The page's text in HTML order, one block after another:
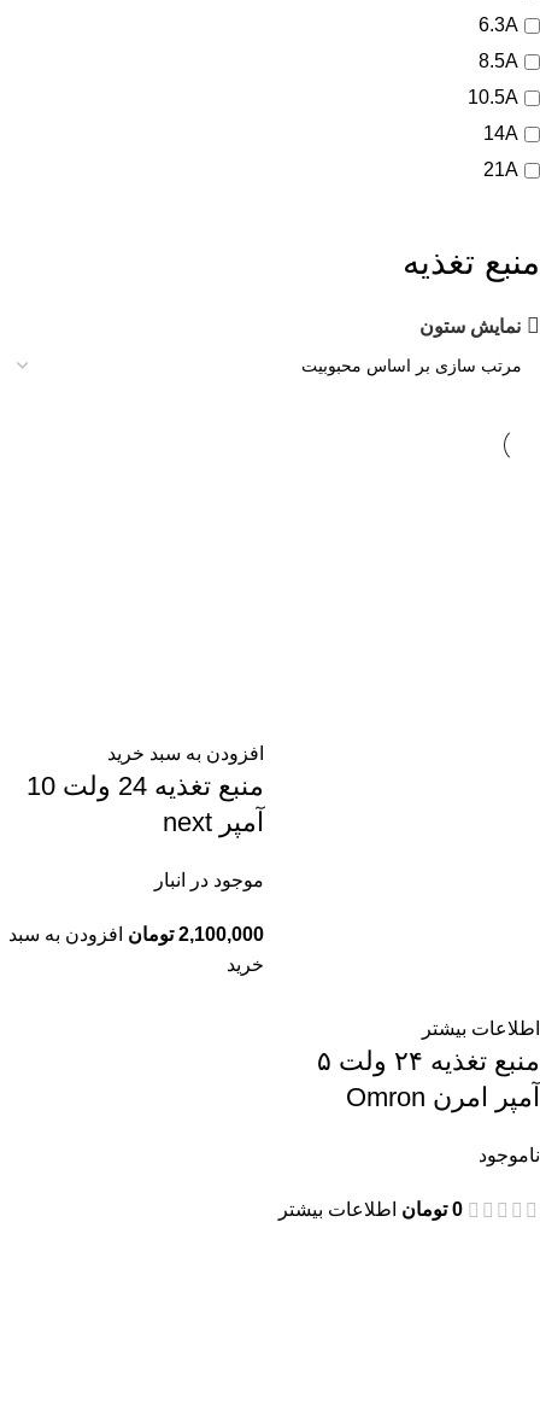
6.3A
8.5A
10.5A
14A
21A
منبع تغذیه
نمایش ستون
اطلاعات بیشتر
منبع تغذیه ۲۴ ولت ۵
آمپر امرن Omron
ناموجود
0 تومان اطلاعات بیشتر
افزودن به سبد خرید
منبع تغذیه 24 ولت 10
آمپر next
موجود در انبار
2,100,000 تومان افزودن به سبد
خرید